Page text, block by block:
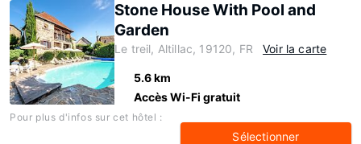
Stone House With Pool and
Garden
Le treil, Altillac, 19120, FR Voir la carte
5.6 km
Accès Wi-Fi gratuit
Pour plus d'infos sur cet hôtel :
Sélectionner